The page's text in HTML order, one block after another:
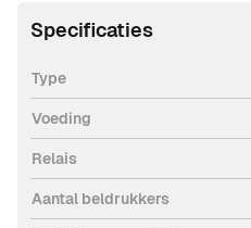
Specificaties
Type
Voeding
Relais
Aantal beldrukkers